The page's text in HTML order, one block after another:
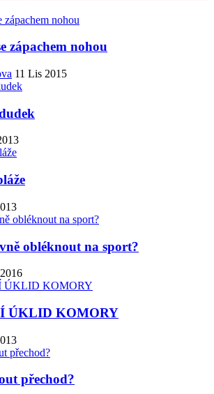
zápachem nohou
11 Lis 2015
obléknout na sport?
ÚKLID KOMORY
přechod?